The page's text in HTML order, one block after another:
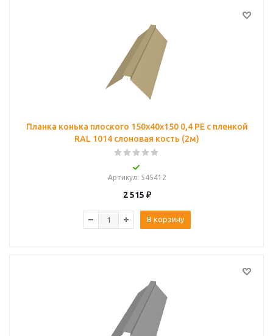
Планка конька плоского 150х40х150 0,4 PE с пленкой
RAL 1014 слоновая кость (2м)
Артикул: 545412
2 515 ₽
В корзину